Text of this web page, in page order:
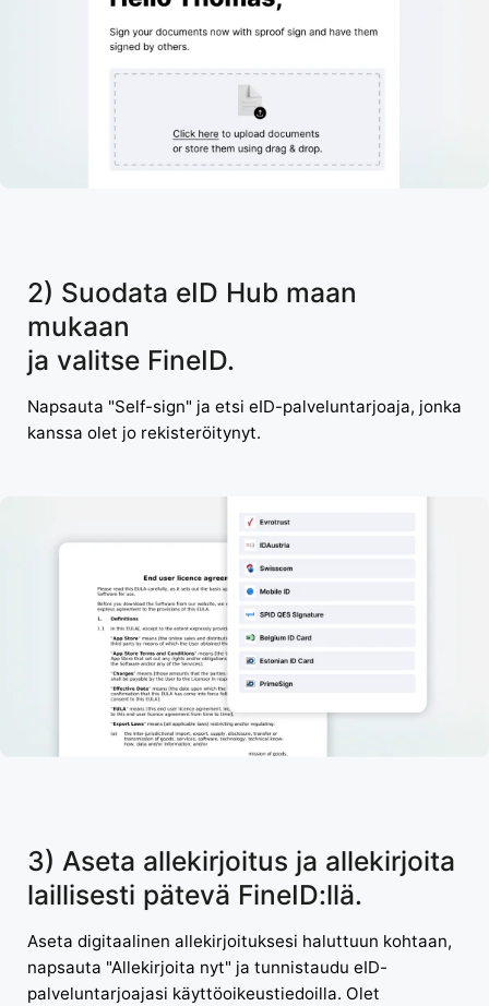
2) Suodata eID Hub maan
mukaan
ja valitse FineID.
Napsauta "Self-sign" ja etsi eID-palveluntarjoaja, jonka
kanssa olet jo rekisteröitynyt.
3) Aseta allekirjoitus ja allekirjoita
laillisesti pätevä FineID:llä.
Aseta digitaalinen allekirjoituksesi haluttuun kohtaan,
napsauta "Allekirjoita nyt" ja tunnistaudu eID-
palveluntarjoajasi käyttöoikeustiedoilla. Olet